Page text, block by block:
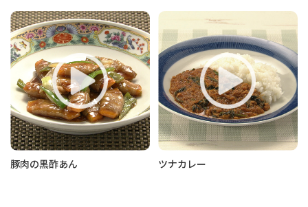
豚肉の黒酢あん ツナカレー